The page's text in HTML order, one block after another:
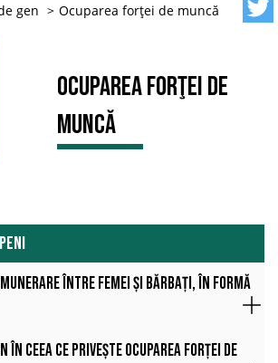
gen Ocuparea forţei de muncă
Ocuparea forţei de
muncă
între femei și bărbați, în formă
în ceea ce privește ocuparea forței de